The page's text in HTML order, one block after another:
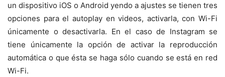
un dispositivo iOS o Android yendo a ajustes se tienen tres
opciones para el autoplay en videos, activarla, con Wi-Fi
únicamente o desactivarla. En el caso de Instagram se
tiene únicamente la opción de activar la reproducción
automática o que ésta se haga sólo cuando se está en red
Wi-Fi.